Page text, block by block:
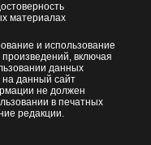
материалах
и использование
включая
данных
данный сайт
не должен
в печатных
редакции.